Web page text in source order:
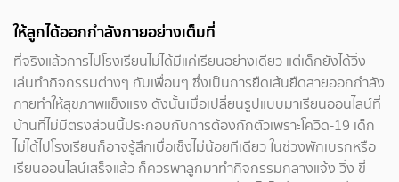
ให้ลูกได้ออกกำลังกายอย่างเต็มที่
ที่จริงแล้วการไปโรงเรียนไม่ได้มีแค่เรียนอย่างเดียว แต่เด็กยังได้วิ่ง
เล่นทำกิจกรรมต่างๆ กับเพื่อนๆ ซึ่งเป็นการยืดเส้นยืดสายออกกำลัง
กายทำให้สุขภาพแข็งแรง ดังนั้นเมื่อเปลี่ยนรูปแบบมาเรียนออนไลน์ที่
บ้านที่ไม่มีตรงส่วนนี้ประกอบกับการต้องกักตัวเพราะโควิด-19 เด็ก
ไม่ได้ไปโรงเรียนก็อาจรู้สึกเบื่อเซ็งไม่น้อยทีเดียว ในช่วงพักเบรกหรือ
เรียนออนไลน์เสร็จแล้ว ก็ควรพาลูกมาทำกิจกรรมกลางแจ้ง วิ่ง ขี่